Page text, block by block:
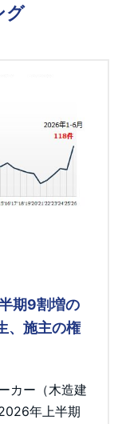
グ
期9割増の
施主の権
カー（木造建
年上半期